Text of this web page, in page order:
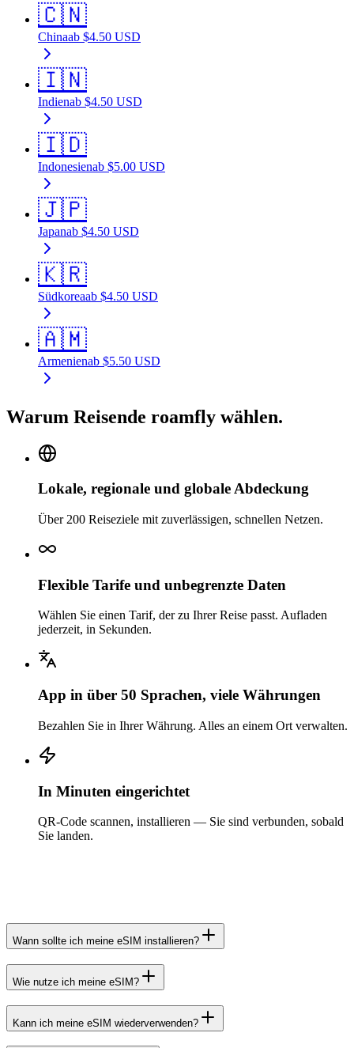
🇨🇳
Chinaab $4.50 USD
🇮🇳
Indienab $4.50 USD
🇮🇩
Indonesienab $5.00 USD
🇯🇵
Japanab $4.50 USD
🇰🇷
Südkoreaab $4.50 USD
🇦🇲
Armenienab $5.50 USD
Warum Reisende roamfly wählen.
Lokale, regionale und globale Abdeckung
Über 200 Reiseziele mit zuverlässigen, schnellen Netzen.
Flexible Tarife und unbegrenzte Daten
Wählen Sie einen Tarif, der zu Ihrer Reise passt. Aufladen
jederzeit, in Sekunden.
App in über 50 Sprachen, viele Währungen
Bezahlen Sie in Ihrer Währung. Alles an einem Ort verwalten.
In Minuten eingerichtet
QR-Code scannen, installieren — Sie sind verbunden, sobald
Sie landen.
Wann sollte ich meine eSIM installieren?
Wie nutze ich meine eSIM?
Kann ich meine eSIM wiederverwenden?